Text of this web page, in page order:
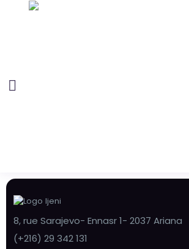
8, rue Sarajevo- Ennasr 1- 2037 Ariana
(+216) 29 342 131